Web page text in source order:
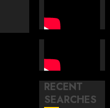
RECENT
SEARCHES